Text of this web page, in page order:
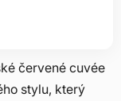
červené cuvée
stylu, který